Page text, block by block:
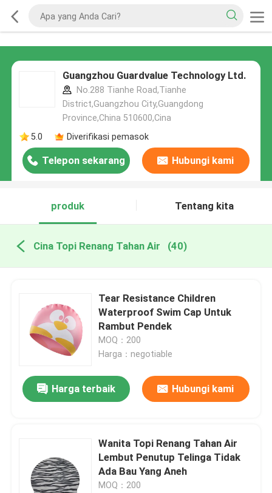
Guangzhou Guardvalue Technology Ltd.
No.288 Tianhe Road,Tianhe
District,Guangzhou City,Guangdong
Province,China 510600,Cina
5.0
Diverifikasi pemasok
Telepon sekarang Hubungi kami
produk Tentang kita
Cina Topi Renang Tahan Air (40)
Tear Resistance Children
Waterproof Swim Cap Untuk
Rambut Pendek
MOQ：200
Harga：negotiable
Harga terbaik Hubungi kami
Wanita Topi Renang Tahan Air
Lembut Penutup Telinga Tidak
Ada Bau Yang Aneh
MOQ：200